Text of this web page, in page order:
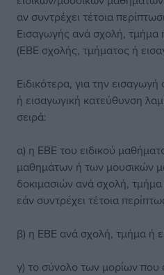
αν συντρέχει τέτοια
Εισαγωγής ανά σχολή, τμήμα
(ΕΒΕ σχολής, τμήματος ή
Ειδικότερα, για την
ή εισαγωγική κατεύθυνση
σειρά:
α) η ΕΒΕ του ειδικού
μαθημάτων ή των μουσικών
δοκιμασιών ανά σχολή,
εάν συντρέχει τέτοια
β) η ΕΒΕ ανά σχολή, τμήμα ή
γ) το σύνολο των μορίων που